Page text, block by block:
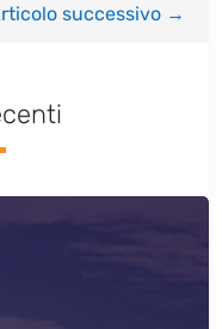
successivo→